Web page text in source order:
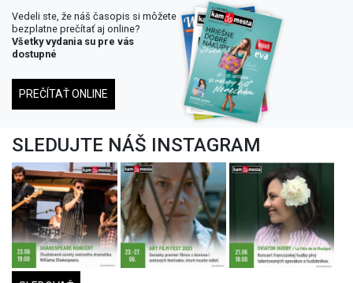
Vedeli ste, že náš časopis si môžete
bezplatne prečítať aj online?
Všetky vydania su pre vás
dostupné
PREČÍTAŤ ONLINE
SLEDUJTE NÁŠ INSTAGRAM